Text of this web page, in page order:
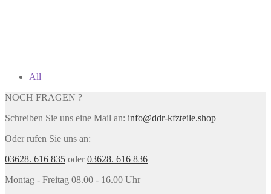
All
NOCH FRAGEN ?
Schreiben Sie uns eine Mail an: info@ddr-kfzteile.shop
Oder rufen Sie uns an:
03628. 616 835 oder03628. 616 836
Montag - Freitag 08.00 - 16.00 Uhr